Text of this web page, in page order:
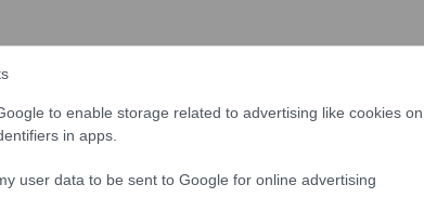
to enable storage related to advertising like cookies on
in apps.
user data to be sent to Google for online advertising
του μήνα
από τον πόλεμο στη Μέση Ανατολή,
αρνητικά την κυκλοφορία λόγω της